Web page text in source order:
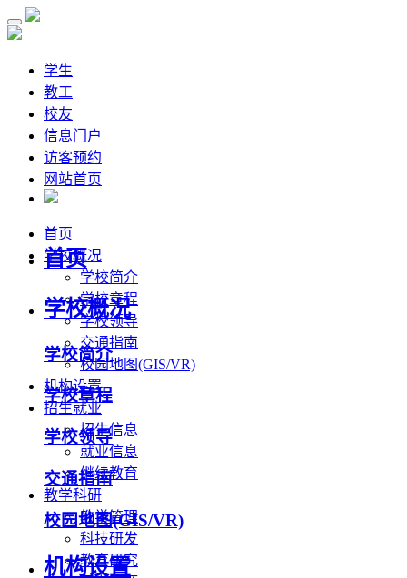
学生
教工
校友
信息门户
访客预约
网站首页
首页
学校概况
学校简介
学校章程
学校领导
交通指南
校园地图(GIS/VR)
机构设置
招生就业
招生信息
就业信息
继续教育
教学科研
教学管理
科技研发
教育研究
首页
学校概况
学校简介
学校章程
学校领导
交通指南
校园地图(GIS/VR)
机构设置